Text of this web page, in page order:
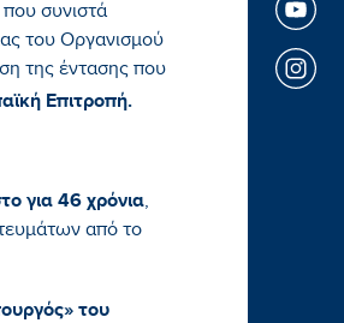
συνιστά
του Οργανισμού
της έντασης που
Επιτροπή.
για 46 χρόνια,
από το
του